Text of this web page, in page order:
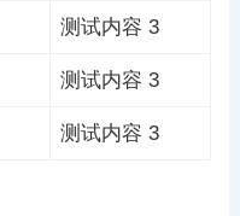
测试内容 3
测试内容 3
测试内容 3